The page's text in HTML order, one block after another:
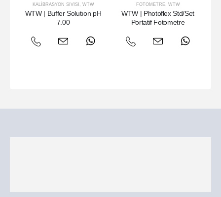
KALIBRASYON SIVISI , WTW
WTW | Buffer Solutıon pH
7.00
FOTOMETRE, WTW
WTW | Photoflex Std/Set
Portatif Fotometre